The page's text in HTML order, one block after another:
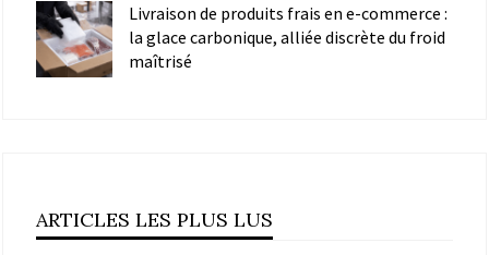
Livraison de produits frais en e-commerce :
la glace carbonique, alliée discrète du froid
maîtrisé
ARTICLES LES PLUS LUS